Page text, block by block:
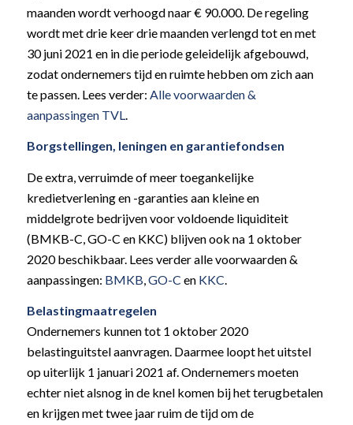
maanden wordt verhoogd naar € 90.000. De regeling
wordt met drie keer drie maanden verlengd tot en met
30 juni 2021 en in die periode geleidelijk afgebouwd,
zodat ondernemers tijd en ruimte hebben om zich aan
te passen. Lees verder: Alle voorwaarden &
aanpassingen TVL
Borgstellingen, leningen en garantiefondsen
De extra, verruimde of meer toegankelijke
kredietverlening en -garanties aan kleine en
middelgrote bedrijven voor voldoende liquiditeit
(BMKB-C, GO-C en KKC) blijven ook na 1 oktober
2020 beschikbaar. Lees verder alle voorwaarden &
aanpassingen: BMKB,GO-C en KKC.
Belastingmaatregelen
Ondernemers kunnen tot 1 oktober 2020
belastinguitstel aanvragen. Daarmee loopt het uitstel
op uiterlijk 1 januari 2021 af. Ondernemers moeten
echter niet alsnog in de knel komen bij het terugbetalen
en krijgen met twee jaar ruim de tijd om de